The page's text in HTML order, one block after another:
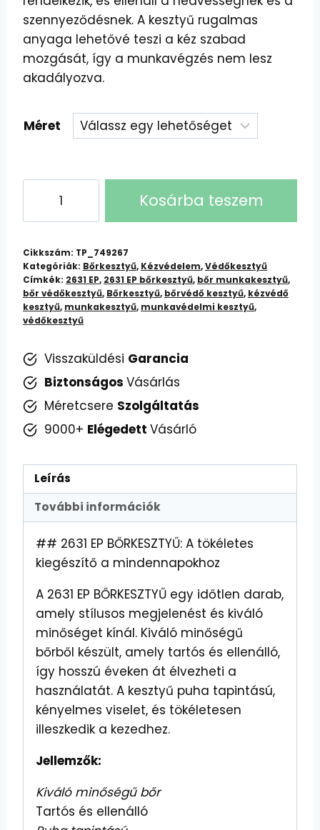
szennyeződésnek. A kesztyű rugalmas
anyaga lehetővé teszi a kéz szabad
mozgását, így a munkavégzés nem lesz
akadályozva.
Méret
Bőrkesztyű:
Kiváló
Minőségű,
Tartós
Védelem
mennyiség
Kosárba teszem
Cikkszám: TP_749267
Kategóriák: Bőrkesztyű, Kézvédelem,Védőkesztyű
Címkék: 2631 EP, 2631 EP bőrkesztyű, bőr munkakesztyű,
bőr védőkesztyű, Bőrkesztyű, bőrvédő kesztyű, kézvédő
kesztyű, munkakesztyű, munkavédelmi kesztyű,
védőkesztyű
Visszaküldési Garancia
Biztonságos Vásárlás
Méretcsere Szolgáltatás
9000+ Elégedett Vásárló
Leírás
További információk
## 2631 EP BŐRKESZTYŰ: A tökéletes
kiegészítő a mindennapokhoz
A 2631 EP BŐRKESZTYŰ egy időtlen darab,
amely stílusos megjelenést és kiváló
minőséget kínál. Kiváló minőségű
bőrből készült, amely tartós és ellenálló,
így hosszú éveken át élvezheti a
használatát. A kesztyű puha tapintású,
kényelmes viselet, és tökéletesen
illeszkedik a kezedhez.
Jellemzők:
Kiváló minőségű bőr
Tartós és ellenálló